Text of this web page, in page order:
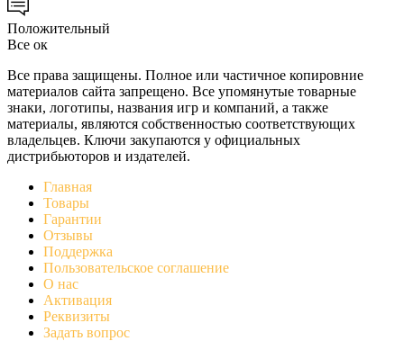
Положительный
Все ок
Все права защищены. Полное или частичное копировние
материалов сайта запрещено. Все упомянутые товарные
знаки, логотипы, названия игр и компаний, а также
материалы, являются собственностью соответствующих
владельцев. Ключи закупаются у официальных
дистрибьюторов и издателей.
Главная
Товары
Гарантии
Отзывы
Поддержка
Пользовательское соглашение
О нас
Активация
Реквизиты
Задать вопрос